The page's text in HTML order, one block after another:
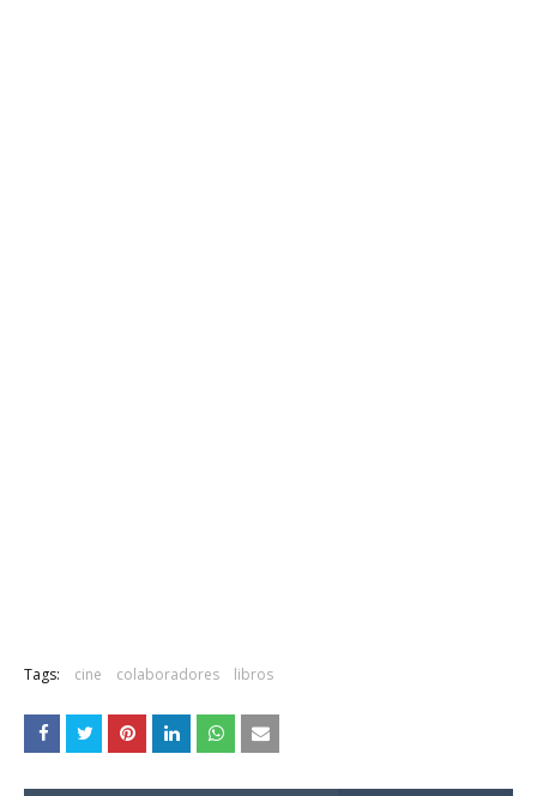
Tags: cine colaboradores libros